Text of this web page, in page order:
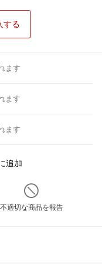
する
ます
ます
ます
追加
不適切な商品を報告